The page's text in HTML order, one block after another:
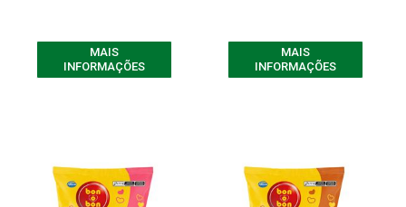
MAIS
INFORMAÇÕES
MAIS
INFORMAÇÕES